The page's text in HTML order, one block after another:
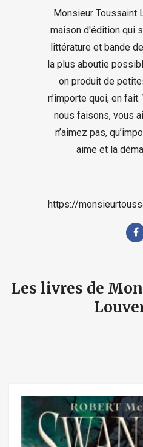
Monsieur Toussaint
maison d'édition qui
littérature et bande
la plus aboutie
on produit de
n’importe quoi, en
nous faisons, vous
n’aimez pas,
aime et la
https://
Les livres de